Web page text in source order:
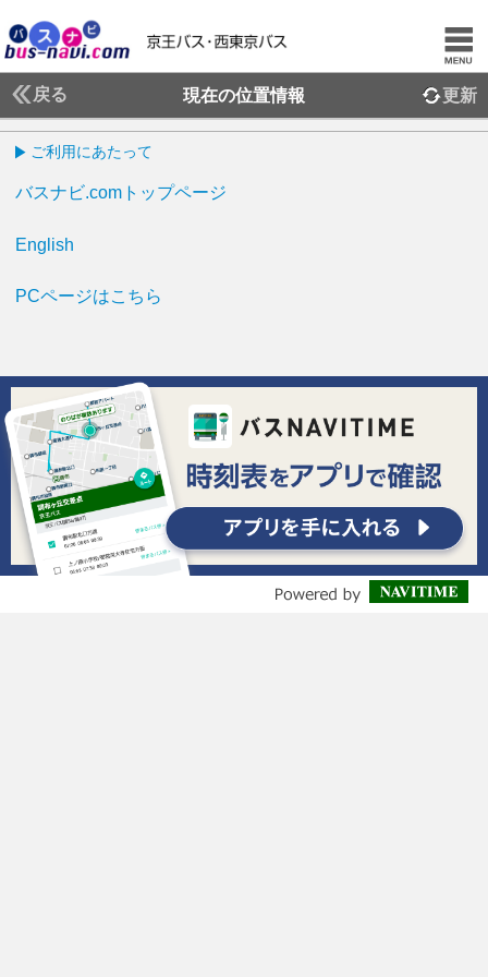
戻る 現在の位置情報 更新
ご利用にあたって
バスナビ.comトップページ
English
PCページはこちら